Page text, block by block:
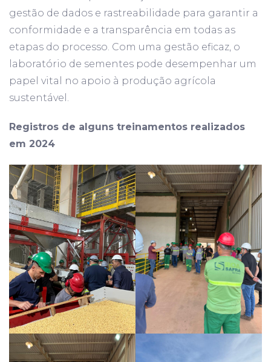
gestão de dados e rastreabilidade para garantir a
conformidade e a transparência em todas as
etapas do processo. Com uma gestão eficaz, o
laboratório de sementes pode desempenhar um
papel vital no apoio à produção agrícola
sustentável.
Registros de alguns treinamentos realizados
em 2024